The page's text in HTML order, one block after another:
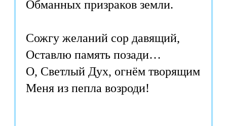
Обманных призраков земли.
Сожгу желаний сор давящий,
Оставлю память позади…
О, Светлый Дух, огнём творящим
Меня из пепла возроди!